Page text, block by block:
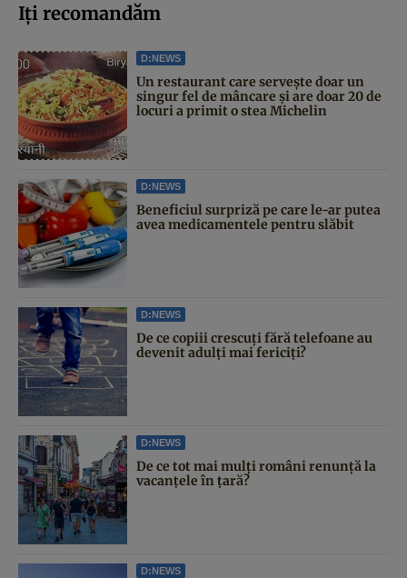
Iți recomandăm
D:NEWS
Un restaurant care servește doar un
singur fel de mâncare și are doar 20 de
locuri a primit o stea Michelin
D:NEWS
Beneficiul surpriză pe care le-ar putea
avea medicamentele pentru slăbit
D:NEWS
De ce copiii crescuți fără telefoane au
devenit adulți mai fericiți?
D:NEWS
De ce tot mai mulți români renunță la
vacanțele în țară?
D:NEWS